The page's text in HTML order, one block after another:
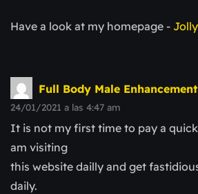
Have a look at my homepage -
Full Body Male
24/01/2021 a las 4:47 am
It is not my first time to pay a
am visiting
this website dailly and get
daily.